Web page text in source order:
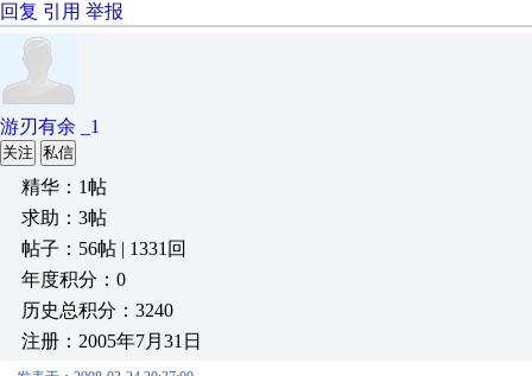
回复 引用 举报
游刃有余 _1
关注 私信
精华：1帖
求助：3帖
帖子：56帖 | 1331回
年度积分：0
历史总积分：3240
注册：2005年7月31日